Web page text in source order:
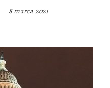
8 marca 2021